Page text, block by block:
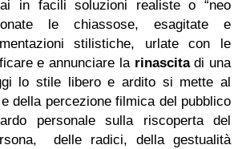
in facili soluzioni realiste o “neo
le chiassose, esagitate e
stilistiche, urlate con le
e annunciare la rinascitadi una
lo stile libero e ardito si mette al
della percezione filmica del pubblico
personale sulla riscoperta del
delle radici, della gestualità